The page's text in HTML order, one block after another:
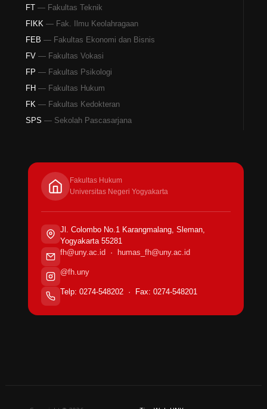
FT — Fakultas Teknik
FIKK — Fak. Ilmu Keolahragaan
FEB — Fakultas Ekonomi dan Bisnis
FV — Fakultas Vokasi
FP — Fakultas Psikologi
FH — Fakultas Hukum
FK — Fakultas Kedokteran
SPS — Sekolah Pascasarjana
Fakultas Hukum
Universitas Negeri Yogyakarta
Jl. Colombo No.1 Karangmalang, Sleman,
Yogyakarta 55281
fh@uny.ac.id · humas_fh@uny.ac.id
@fh.uny
Telp: 0274-548202 · Fax: 0274-548201